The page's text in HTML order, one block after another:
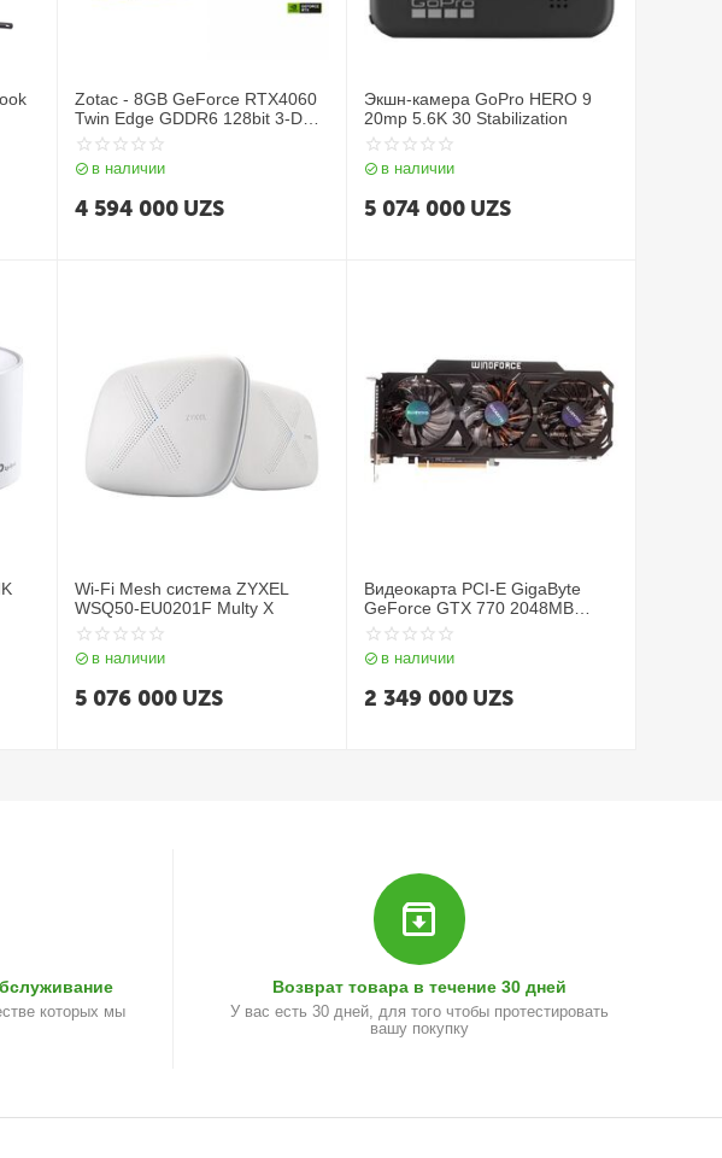
Zotac - 8GB GeForce RTX4060
Twin Edge GDDR6 128bit 3-DP
HDMI (ZT-D40600E-10M)
в наличии
4 594 000 UZS
Экшн-камера GoPro HERO 9
20mp 5.6K 30 Stabilization
в наличии
5 074 000 UZS
Wi-Fi Mesh система ZYXEL
WSQ50-EU0201F Multy X
в наличии
5 076 000 UZS
Видеокарта PCI-E GigaByte
GeForce GTX 770 2048MB
256bit GDDR5 [GV-N770OC-
2GD] DVI DisplayPort HDMI
в наличии
2 349 000 UZS
которых мы
Возврат товара в течение 30 дней
У вас есть 30 дней, для того чтобы протестировать
вашу покупку